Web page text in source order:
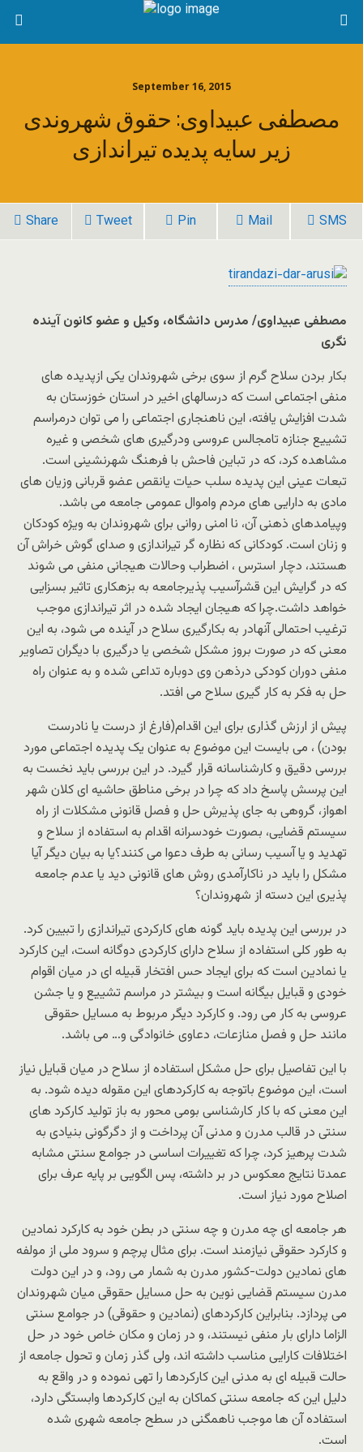
September 16, 2015
مصطفی عبیداوی: حقوق شهروندی
زیر سایه پدیده تیراندازی
Share Tweet Pin Mail SMS
مصطفی عبیداوی/ مدرس دانشگاه، وکیل و عضو کانون آینده
نگری
بکار بردن سلاح گرم از سوی برخی شهروندان یکی ازپدیده های
منفی اجتماعی است که درسالهای اخیر در استان خوزستان به
شدت افزایش یافته، این ناهنجاری اجتماعی را می توان درمراسم
تشییع جنازه تامجالس عروسی ودرگیری های شخصی و غیره
مشاهده کرد، که در تباین فاحش با فرهنگ شهرنشینی است.
تبعات عینی این پدیده سلب حیات یانقص عضو قربانی وزیان های
مادی به دارایی های مردم واموال عمومی جامعه می باشد.
وپیامدهای ذهنی آن، نا امنی روانی برای شهروندان به ویژه کودکان
و زنان است. کودکانی که نظاره گر تیراندازی و صدای گوش خراش آن
هستند، دچار استرس ، اضطراب وحالات هیجانی منفی می شوند
که در گرایش این قشرآسیب پذیرجامعه به بزهکاری تاثیر بسزایی
خواهد داشت.چرا که هیجان ایجاد شده در اثر تیراندازی موجب
ترغیب احتمالی آنهادر به بکارگیری سلاح در آینده می شود، به این
معنی که در صورت بروز مشکل شخصی یا درگیری با دیگران تصاویر
منفی دوران کودکی درذهن وی دوباره تداعی شده و به عنوان راه
حل به فکر به کار گیری سلاح می افتد.
پیش از ارزش گذاری برای این اقدام(فارغ از درست یا نادرست
بودن) ، می بایست این موضوع به عنوان یک پدیده اجتماعی مورد
بررسی دقیق و کارشناسانه قرار گیرد. در این بررسی باید نخست به
این پرسش پاسخ داد که چرا در برخی مناطق حاشیه ای کلان شهر
اهواز، گروهی به جای پذیرش حل و فصل قانونی مشکلات از راه
سیستم قضایی، بصورت خودسرانه اقدام به استفاده از سلاح و
تهدید و یا آسیب رسانی به طرف دعوا می کنند؟یا به بیان دیگر آیا
مشکل را باید در ناکارآمدی روش های قانونی دید یا عدم جامعه
پذیری این دسته از شهروندان؟
در بررسی این پدیده باید گونه های کارکردی تیراندازی را تبیین کرد.
به طور کلی استفاده از سلاح دارای کارکردی دوگانه است، این کارکرد
یا نمادین است که برای ایجاد حس افتخار قبیله ای در میان اقوام
خودی و قبایل بیگانه است و بیشتر در مراسم تشییع و یا جشن
عروسی به کار می رود. و کارکرد دیگر مربوط به مسایل حقوقی
مانند حل و فصل منازعات، دعاوی خانوادگی و… می باشد.
با این تفاصیل برای حل مشکل استفاده از سلاح در میان قبایل نیاز
است، این موضوع باتوجه به کارکردهای این مقوله دیده شود. به
این معنی که با کار کارشناسی بومی محور به باز تولید کارکرد های
سنتی در قالب مدرن و مدنی آن پرداخت و از دگرگونی بنیادی به
شدت پرهیز کرد، چرا که تغییرات اساسی در جوامع سنتی مشابه
عمدتا نتایج معکوس در بر داشته، پس الگویی بر پایه عرف برای
اصلاح مورد نیاز است.
هر جامعه ای چه مدرن و چه سنتی در بطن خود به کارکرد نمادین
و کارکرد حقوقی نیازمند است. برای مثال پرچم و سرود ملی از مولفه
های نمادین دولت-کشور مدرن به شمار می رود، و در این دولت
مدرن سیستم قضایی نوین به حل مسایل حقوقی میان شهروندان
می پردازد. بنابراین کارکردهای (نمادین و حقوقی) در جوامع سنتی
الزاما دارای بار منفی نیستند، و در زمان و مکان خاص خود در حل
اختلافات کارایی مناسب داشته اند، ولی گذر زمان و تحول جامعه از
حالت قبیله ای به مدنی این کارکردها را تهی نموده و در واقع به
دلیل این که جامعه سنتی کماکان به این کارکردها وابستگی دارد،
استفاده آن ها موجب ناهمگنی در سطح جامعه شهری شده
است.